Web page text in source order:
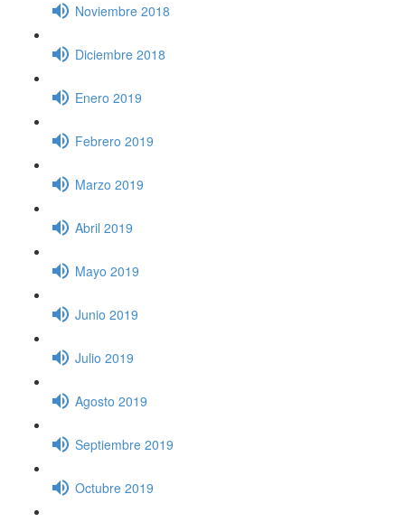
Noviembre 2018
Diciembre 2018
Enero 2019
Febrero 2019
Marzo 2019
Abril 2019
Mayo 2019
Junio 2019
Julio 2019
Agosto 2019
Septiembre 2019
Octubre 2019